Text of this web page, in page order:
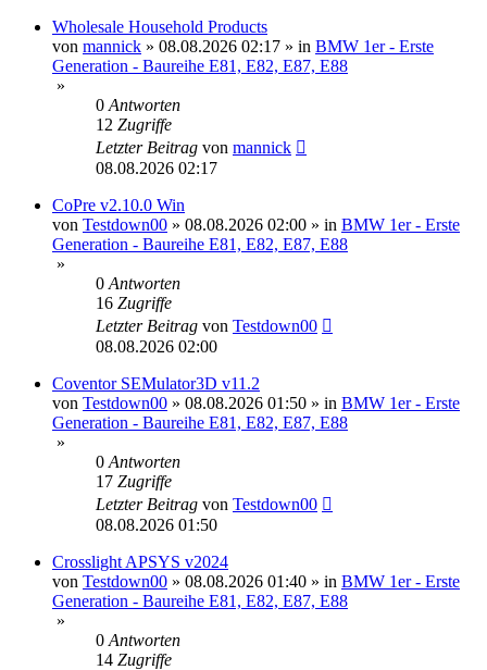
Wholesale Household Products
von mannick » 08.08.2026 02:17 » in BMW 1er - Erste
Generation - Baureihe E81, E82, E87, E88
»
0 Antworten
12 Zugriffe
Letzter Beitrag von mannick
08.08.2026 02:17
CoPre v2.10.0 Win
von Testdown00 » 08.08.2026 02:00 » in BMW 1er - Erste
Generation - Baureihe E81, E82, E87, E88
»
0 Antworten
16 Zugriffe
Letzter Beitrag von Testdown00
08.08.2026 02:00
Coventor SEMulator3D v11.2
von Testdown00 » 08.08.2026 01:50 » in BMW 1er - Erste
Generation - Baureihe E81, E82, E87, E88
»
0 Antworten
17 Zugriffe
Letzter Beitrag von Testdown00
08.08.2026 01:50
Crosslight APSYS v2024
von Testdown00 » 08.08.2026 01:40 » in BMW 1er - Erste
Generation - Baureihe E81, E82, E87, E88
»
0 Antworten
14 Zugriffe